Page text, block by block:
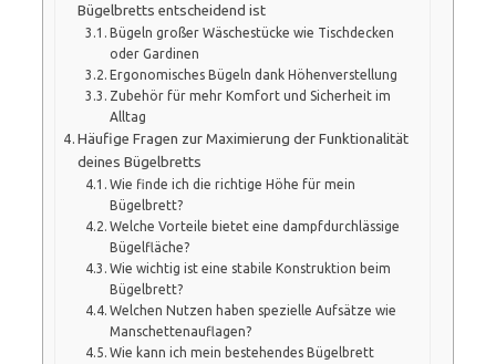
Bügelbretts entscheidend ist
Bügeln großer Wäschestücke wie Tischdecken
oder Gardinen
Ergonomisches Bügeln dank Höhenverstellung
Zubehör für mehr Komfort und Sicherheit im
Alltag
Häufige Fragen zur Maximierung der Funktionalität
deines Bügelbretts
Wie finde ich die richtige Höhe für mein
Bügelbrett?
Welche Vorteile bietet eine dampfdurchlässige
Bügelfläche?
Wie wichtig ist eine stabile Konstruktion beim
Bügelbrett?
Welchen Nutzen haben spezielle Aufsätze wie
Manschettenauflagen?
Wie kann ich mein bestehendes Bügelbrett